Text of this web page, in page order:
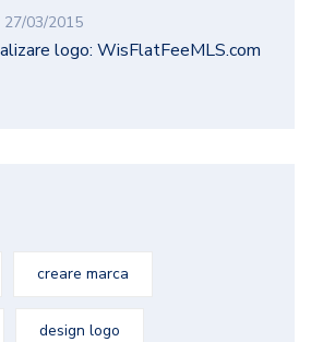
27/03/2015
logo: WisFlatFeeMLS.com
creare marca
design logo